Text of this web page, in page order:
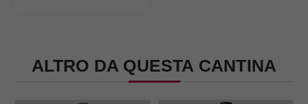
ALTRO DA QUESTA CANTINA